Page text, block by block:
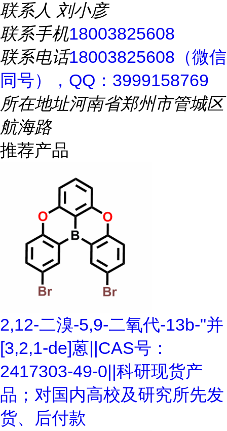
联系人 刘小彦
联系手机18003825608
联系电话18003825608（微信
同号），QQ：3999158769
所在地址河南省郑州市管城区
航海路
推荐产品
2,12-二溴-5,9-二氧代-13b-"并
[3,2,1-de]蒽||CAS号：
2417303-49-0||科研现货产
品；对国内高校及研究所先发
货、后付款